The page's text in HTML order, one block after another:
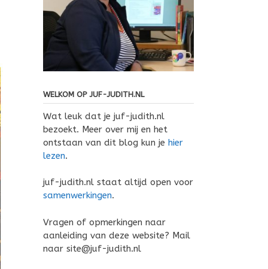
WELKOM OP JUF-JUDITH.NL
Wat leuk dat je juf-judith.nl
bezoekt. Meer over mij en het
ontstaan van dit blog kun je hier
lezen.
juf-judith.nl staat altijd open voor
samenwerkingen.
Vragen of opmerkingen naar
aanleiding van deze website? Mail
naar site@juf-judith.nl